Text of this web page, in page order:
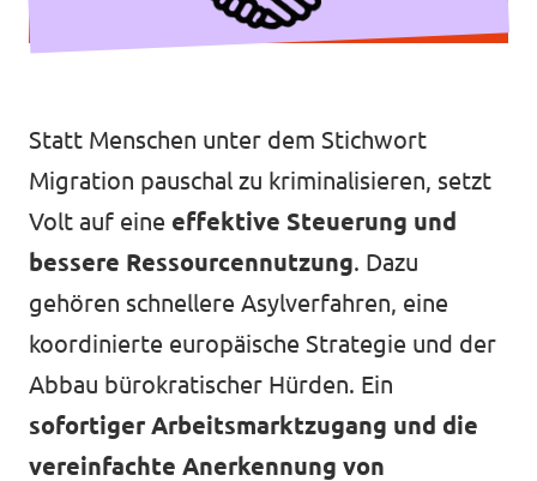
Transparenz
Datenschutz
Statt Menschen unter dem Stichwort
Migration pauschal zu kriminalisieren, setzt
Volt auf eine effektive Steuerung und
bessere Ressourcennutzung. Dazu
gehören schnellere Asylverfahren, eine
koordinierte europäische Strategie und der
Abbau bürokratischer Hürden. Ein
sofortiger Arbeitsmarktzugang und die
vereinfachte Anerkennung von